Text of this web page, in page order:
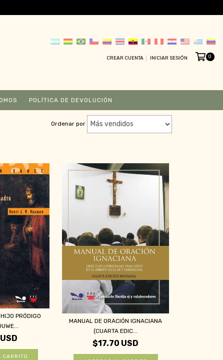
CREAR CUENTA INICIAR SESIÓN 0
POLÍTICA DE DEVOLUCIÓN
Ordenar por
PRÓDIGO
MANUAL DE ORACIÓN IGNACIANA
(CUARTA EDIC...
$17.70 USD